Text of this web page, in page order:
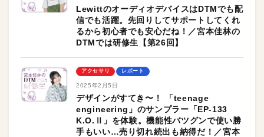
LewittのオーディオデバイスはDTMでも配
信でも活躍。先回りしてサポートしてくれ
るから初心者でも安心だね！／宮本佳林の
DTMでは研修生【第26回】
アクセサリ レポート
2025年2月5日
デザインがすてき〜！ 「teenage
engineering」のサンプラー「EP-133
K.O.Ⅱ」を体験。機能性バツグンで使い勝
手もいい…売り切れ続出も納得だ！／宮本